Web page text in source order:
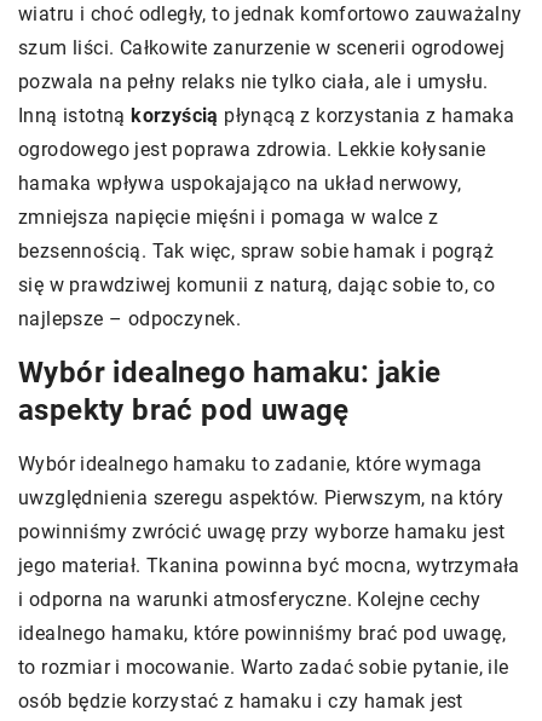
wiatru i choć odległy, to jednak komfortowo zauważalny
szum liści. Całkowite zanurzenie w scenerii ogrodowej
pozwala na pełny relaks nie tylko ciała, ale i umysłu.
Inną istotnąkorzyścią płynącą z korzystania z hamaka
ogrodowego jest poprawa zdrowia. Lekkie kołysanie
hamaka wpływa uspokajająco na układ nerwowy,
zmniejsza napięcie mięśni i pomaga w walce z
bezsennością. Tak więc, spraw sobie hamak i pogrąż
się w prawdziwej komunii z naturą, dając sobie to, co
najlepsze – odpoczynek.
Wybór idealnego hamaku: jakie
aspekty brać pod uwagę
Wybór idealnego hamaku to zadanie, które wymaga
uwzględnienia szeregu aspektów. Pierwszym, na który
powinniśmy zwrócić uwagę przy wyborze hamaku jest
jego materiał. Tkanina powinna być mocna, wytrzymała
i odporna na warunki atmosferyczne. Kolejne cechy
idealnego hamaku, które powinniśmy brać pod uwagę,
to rozmiar i mocowanie. Warto zadać sobie pytanie, ile
osób będzie korzystać z hamaku i czy hamak jest